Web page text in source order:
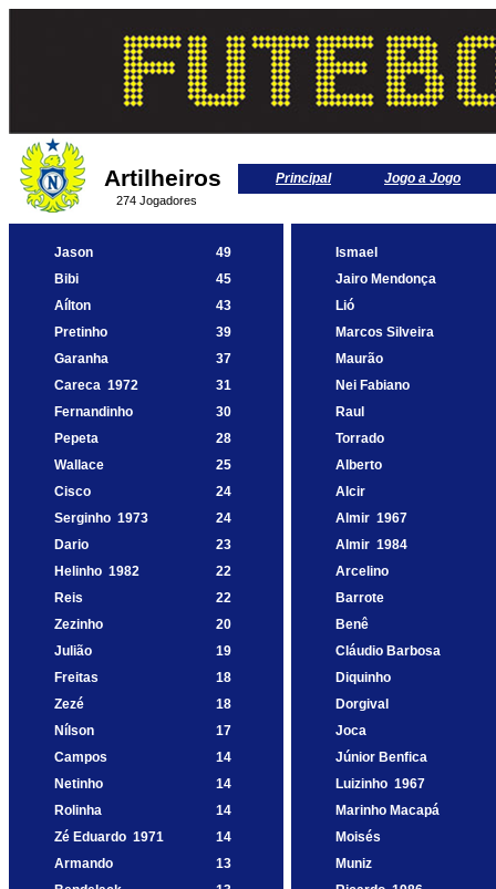
Artilheiros Principal Jogo a Jogo
274 Jogadores
Jason 49
Ismael
Bibi
45
Jairo Mendonça
Aílton
43
Lió
Pretinho
39
Marcos Silveira
Garanha
37
Maurão
Careca 1972 31
Nei Fabiano
Fernandinho
30
Raul
Pepeta
28
Torrado
Wallace
25
Alberto
Cisco
24
Alcir
Serginho 1973 24 Almir 1967
Dario
23 Almir 1984
Helinho 1982 22
Arcelino
Reis
22
Barrote
Zezinho
20
Benê
Julião
19
Cláudio Barbosa
Freitas
18
Diquinho
Zezé
18
Dorgival
Nílson
17
Joca
Campos
14
Júnior Benfica
Netinho
14 Luizinho 1967
Rolinha
14
Marinho Macapá
Zé Eduardo 1971 14
Moisés
Armando
13
Muniz